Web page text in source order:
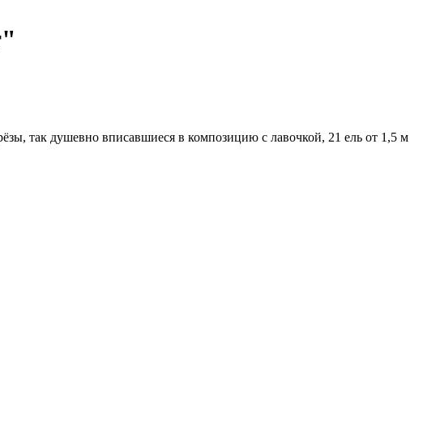
так душевно вписавшиеся в композицию с лавочкой, 21 ель от 1,5 м